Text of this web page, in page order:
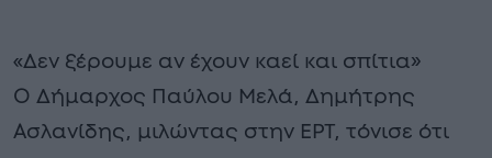
«Δεν ξέρουμε αν έχουν καεί και σπίτια»
Ο Δήμαρχος Παύλου Μελά, Δημήτρης
Ασλανίδης, μιλώντας στην ΕΡΤ, τόνισε ότι